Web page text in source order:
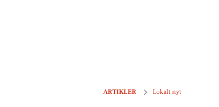
ARTIKLER Lokalt nyt
Modeljernbanen på Aarhus